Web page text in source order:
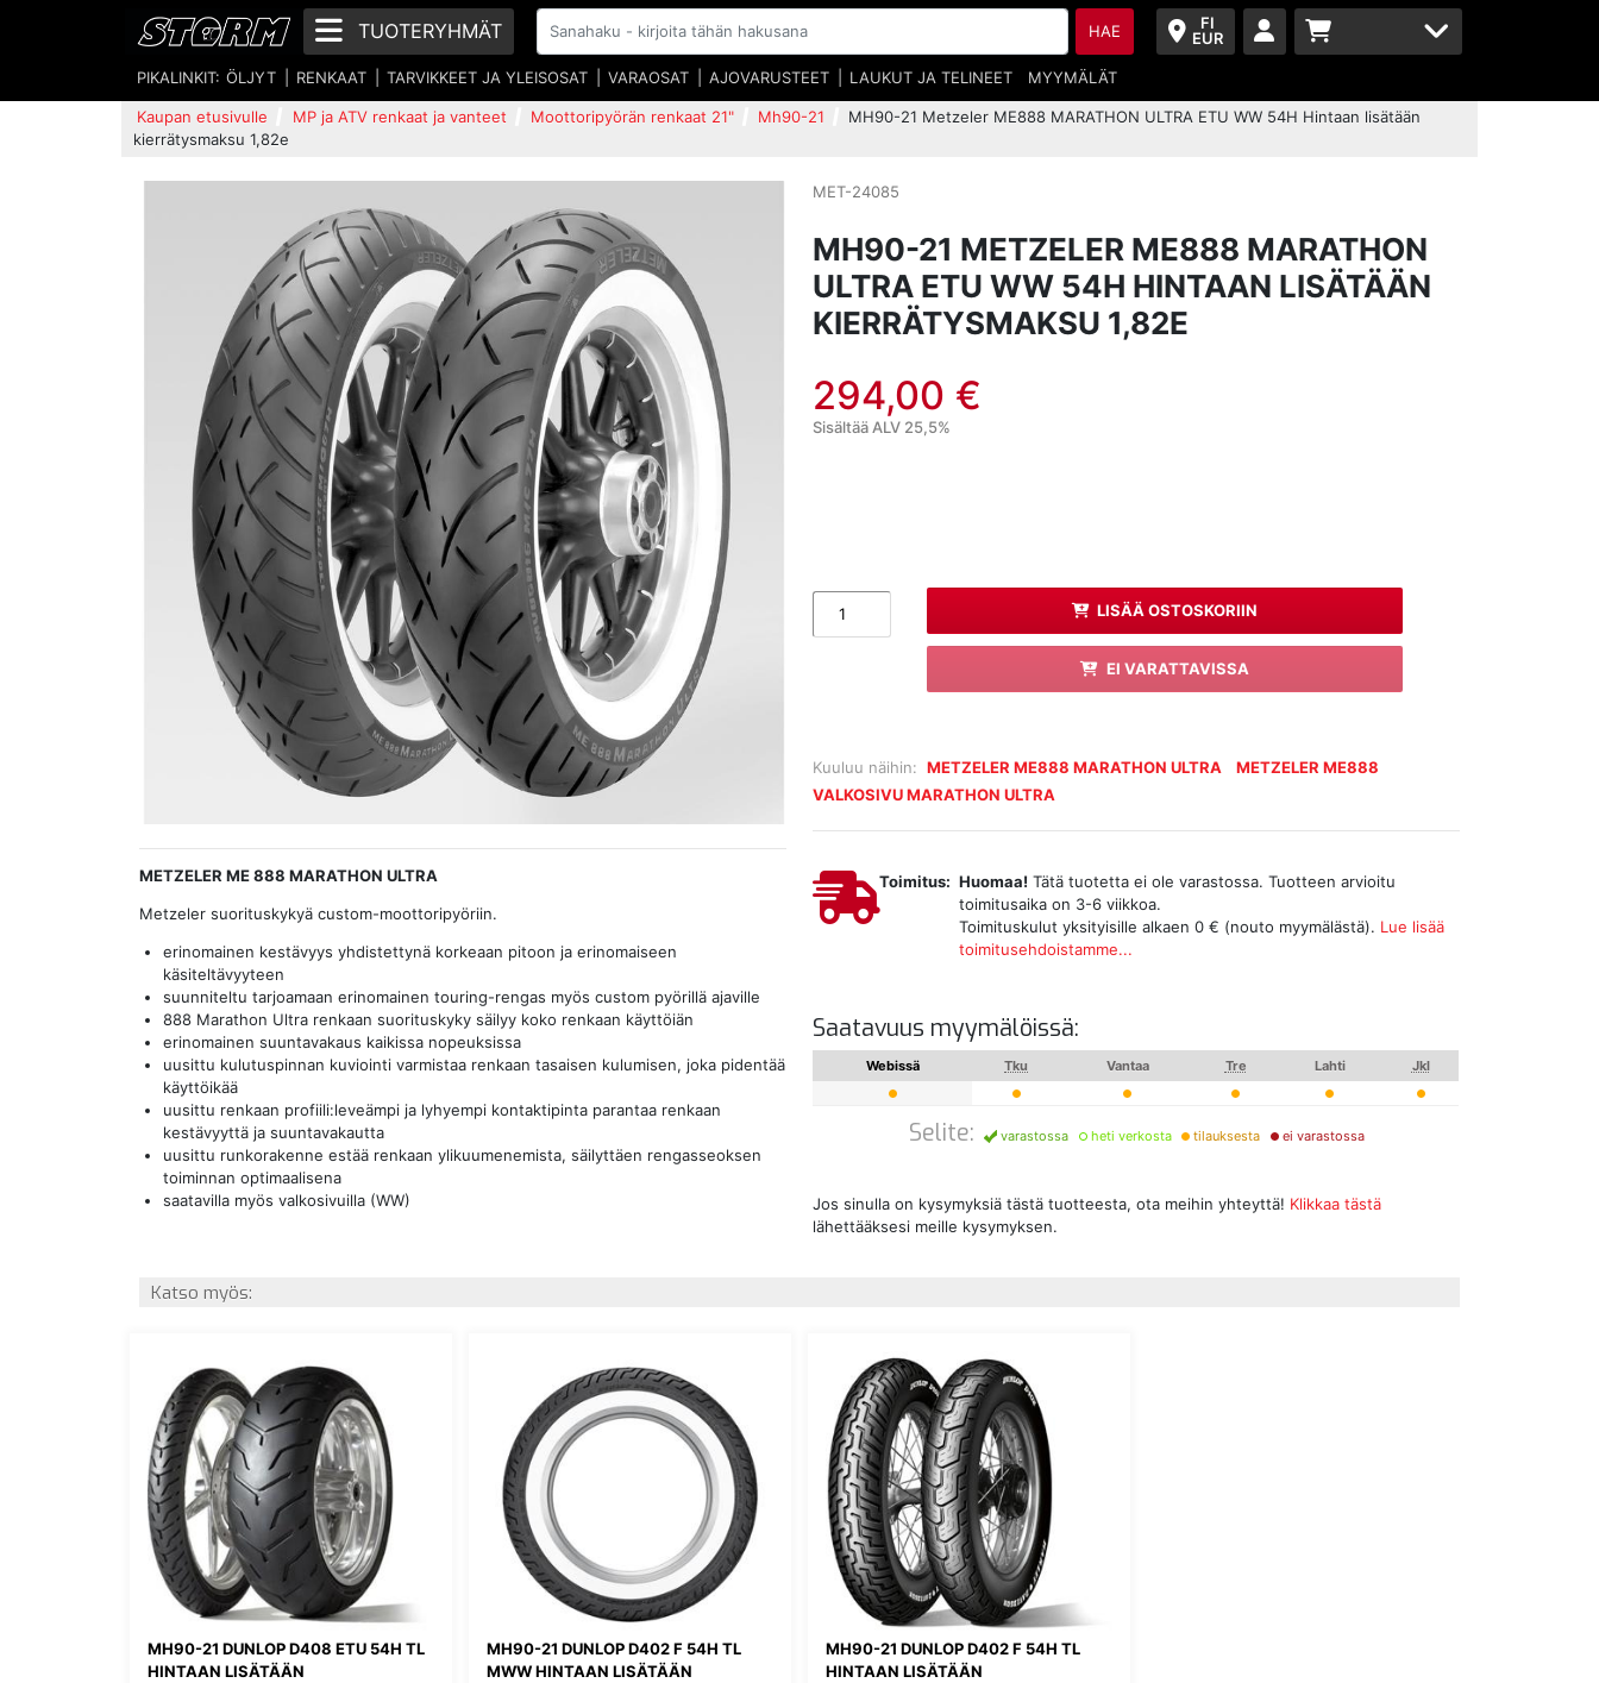
FI
EUR
TUOTERYHMÄT HAE
PIKALINKIT: ÖLJYT RENKAAT TARVIKKEET JA YLEISOSAT VARAOSAT AJOVARUSTEET LAUKUT JA TELINEET MYYMÄLÄT
Kaupan etusivulle MP ja ATV renkaat ja vanteet Moottoripyörän renkaat 21" Mh90-21
MH90-21 Metzeler ME888 MARATHON ULTRA ETU WW 54H Hintaan lisätään
kierrätysmaksu 1,82e
MET-24085
MH90-21 METZELER ME888 MARATHON
ULTRA ETU WW 54H HINTAAN LISÄTÄÄN
KIERRÄTYSMAKSU 1,82E
294,00 €
Sisältää ALV 25,5%
LISÄÄ OSTOSKORIIN
EI VARATTAVISSA
Kuuluu näihin: METZELER ME888 MARATHON ULTRA
METZELER ME888
VALKOSIVU MARATHON ULTRA
Toimitus: Huomaa! Tätä tuotetta ei ole varastossa. Tuotteen arvioitu
toimitusaika on 3-6 viikkoa.
Toimituskulut yksityisille alkaen 0 € (nouto myymälästä). Lue lisää
toimitusehdoistamme...
Saatavuus myymälöissä:
Webissä Tku Vantaa Tre Lahti Jkl
Selite: varastossa heti verkosta tilauksesta ei varastossa
Jos sinulla on kysymyksiä tästä tuotteesta, ota meihin yhteyttä! Klikkaa tästä
lähettääksesi meille kysymyksen.
METZELER ME 888 MARATHON ULTRA
Metzeler suorituskykyä custom-moottoripyöriin.
erinomainen kestävyys yhdistettynä korkeaan pitoon ja erinomaiseen
käsiteltävyyteen
suunniteltu tarjoamaan erinomainen touring-rengas myös custom pyörillä ajaville
888 Marathon Ultra renkaan suorituskyky säilyy koko renkaan käyttöiän
erinomainen suuntavakaus kaikissa nopeuksissa
uusittu kulutuspinnan kuviointi varmistaa renkaan tasaisen kulumisen, joka pidentää
käyttöikää
uusittu renkaan profiili:leveämpi ja lyhyempi kontaktipinta parantaa renkaan
kestävyyttä ja suuntavakautta
uusittu runkorakenne estää renkaan ylikuumenemista, säilyttäen rengasseoksen
toiminnan optimaalisena
saatavilla myös valkosivuilla (WW)
Katso myös:
MH90-21 DUNLOP D408 ETU 54H TL
HINTAAN LISÄTÄÄN
MH90-21 DUNLOP D402 F 54H TL
MWW HINTAAN LISÄTÄÄN
MH90-21 DUNLOP D402 F 54H TL
HINTAAN LISÄTÄÄN